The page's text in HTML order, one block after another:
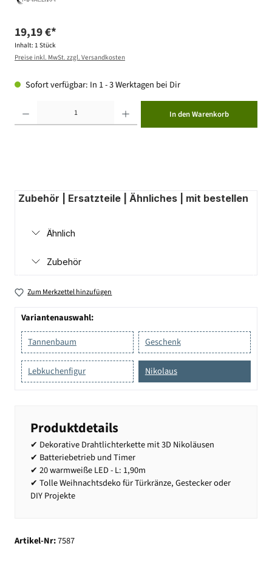
19,19 €*
Inhalt: 1 Stück
Preise inkl. MwSt. zzgl. Versandkosten
Sofort verfügbar: In 1 - 3 Werktagen bei Dir
In den Warenkorb
Zubehör | Ersatzteile | Ähnliches | mit bestellen
Ähnlich
Zubehör
Zum Merkzettel hinzufügen
Variantenauswahl:
Tannenbaum
Geschenk
Lebkuchenfigur Nikolaus
Produktdetails
✔ Dekorative Drahtlichterkette mit 3D Nikoläusen
✔ Batteriebetrieb und Timer
✔ 20 warmweiße LED - L: 1,90m
✔ Tolle Weihnachtsdeko für Türkränze, Gestecker oder
DIY Projekte
Artikel-Nr:7587